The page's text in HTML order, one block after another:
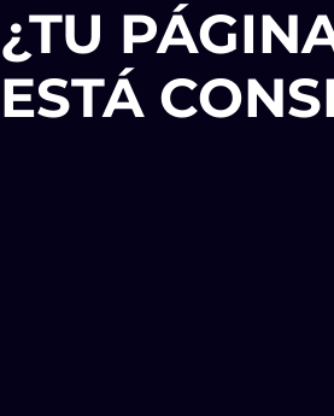
¿TU
ESTÁ